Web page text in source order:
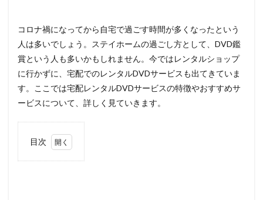
コロナ禍になってから自宅で過ごす時間が多くなったという
人は多いでしょう。ステイホームの過ごし方として、DVD鑑
賞という人も多いかもしれません。今ではレンタルショップ
に行かずに、宅配でのレンタルDVDサービスも出てきていま
す。ここでは宅配レンタルDVDサービスの特徴やおすすめサ
ービスについて、詳しく見ていきます。
目次